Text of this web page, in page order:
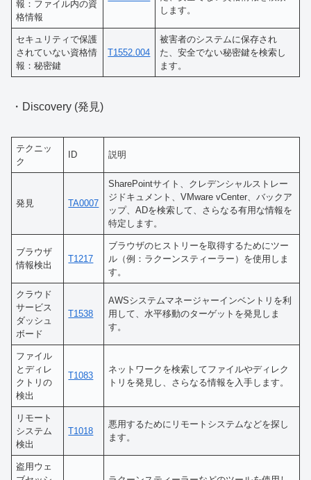
報：ファイル内の資
格情報
します。
セキュリティで保護
されていない資格情
報：秘密鍵
T1552.004
被害者のシステムに保存され
た、安全でない秘密鍵を検索し
ます。
・Discovery (発見)
テクニッ
ク
ID 説明
発見 TA0007
SharePointサイト、クレデンシャルストレー
ジドキュメント、VMware vCenter、バックア
ップ、ADを検索して、さらなる有用な情報を
特定します。
ブラウザ
情報検出
T1217
ブラウザのヒストリーを取得するためにツー
ル（例：ラクーンスティーラー）を使用しま
す。
クラウド
サービス
ダッシュ
ボード
T1538
AWSシステムマネージャーインベントリを利
用して、水平移動のターゲットを発見しま
す。
ファイル
とディレ
クトリの
検出
T1083
ネットワークを検索してファイルやディレク
トリを発見し、さらなる情報を入手します。
リモート
システム
検出
T1018
悪用するためにリモートシステムなどを探し
ます。
盗用ウェ